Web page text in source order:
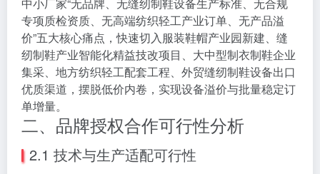
中小厂家“无品牌、无缝纫制鞋设备生产标准、无合规
专项质检资质、无高端纺织轻工产业订单、无产品溢
价”五大核心痛点，快速切入服装鞋帽产业园新建、缝
纫制鞋产业智能化精益技改项目、大中型制衣制鞋企业
集采、地方纺织轻工配套工程、外贸缝纫制鞋设备出口
优质渠道，摆脱低价内卷，实现设备溢价与批量稳定订
单增量。
二、品牌授权合作可行性分析
2.1 技术与生产适配可行性